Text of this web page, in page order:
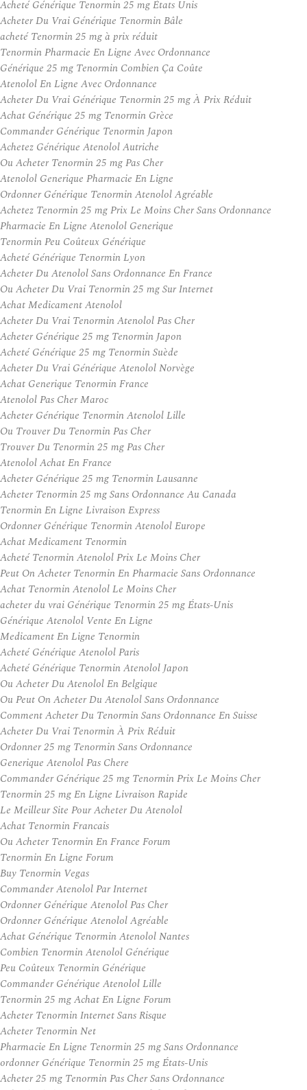
Acheté Générique Tenormin 25 mg États Unis
Acheter Du Vrai Générique Tenormin Bâle
acheté Tenormin 25 mg à prix réduit
Tenormin Pharmacie En Ligne Avec Ordonnance
Générique 25 mg Tenormin Combien Ça Coûte
Atenolol En Ligne Avec Ordonnance
Acheter Du Vrai Générique Tenormin 25 mg À Prix Réduit
Achat Générique 25 mg Tenormin Grèce
Commander Générique Tenormin Japon
Achetez Générique Atenolol Autriche
Ou Acheter Tenormin 25 mg Pas Cher
Atenolol Generique Pharmacie En Ligne
Ordonner Générique Tenormin Atenolol Agréable
Achetez Tenormin 25 mg Prix Le Moins Cher Sans Ordonnance
Pharmacie En Ligne Atenolol Generique
Tenormin Peu Coûteux Générique
Acheté Générique Tenormin Lyon
Acheter Du Atenolol Sans Ordonnance En France
Ou Acheter Du Vrai Tenormin 25 mg Sur Internet
Achat Medicament Atenolol
Acheter Du Vrai Tenormin Atenolol Pas Cher
Acheter Générique 25 mg Tenormin Japon
Acheté Générique 25 mg Tenormin Suède
Acheter Du Vrai Générique Atenolol Norvège
Achat Generique Tenormin France
Atenolol Pas Cher Maroc
Acheter Générique Tenormin Atenolol Lille
Ou Trouver Du Tenormin Pas Cher
Trouver Du Tenormin 25 mg Pas Cher
Atenolol Achat En France
Acheter Générique 25 mg Tenormin Lausanne
Acheter Tenormin 25 mg Sans Ordonnance Au Canada
Tenormin En Ligne Livraison Express
Ordonner Générique Tenormin Atenolol Europe
Achat Medicament Tenormin
Acheté Tenormin Atenolol Prix Le Moins Cher
Peut On Acheter Tenormin En Pharmacie Sans Ordonnance
Achat Tenormin Atenolol Le Moins Cher
acheter du vrai Générique Tenormin 25 mg États-Unis
Générique Atenolol Vente En Ligne
Medicament En Ligne Tenormin
Acheté Générique Atenolol Paris
Acheté Générique Tenormin Atenolol Japon
Ou Acheter Du Atenolol En Belgique
Ou Peut On Acheter Du Atenolol Sans Ordonnance
Comment Acheter Du Tenormin Sans Ordonnance En Suisse
Acheter Du Vrai Tenormin À Prix Réduit
Ordonner 25 mg Tenormin Sans Ordonnance
Generique Atenolol Pas Chere
Commander Générique 25 mg Tenormin Prix Le Moins Cher
Tenormin 25 mg En Ligne Livraison Rapide
Le Meilleur Site Pour Acheter Du Atenolol
Achat Tenormin Francais
Ou Acheter Tenormin En France Forum
Tenormin En Ligne Forum
Buy Tenormin Vegas
Commander Atenolol Par Internet
Ordonner Générique Atenolol Pas Cher
Ordonner Générique Atenolol Agréable
Achat Générique Tenormin Atenolol Nantes
Combien Tenormin Atenolol Générique
Peu Coûteux Tenormin Générique
Commander Générique Atenolol Lille
Tenormin 25 mg Achat En Ligne Forum
Acheter Tenormin Internet Sans Risque
Acheter Tenormin Net
Pharmacie En Ligne Tenormin 25 mg Sans Ordonnance
ordonner Générique Tenormin 25 mg États-Unis
Acheter 25 mg Tenormin Pas Cher Sans Ordonnance